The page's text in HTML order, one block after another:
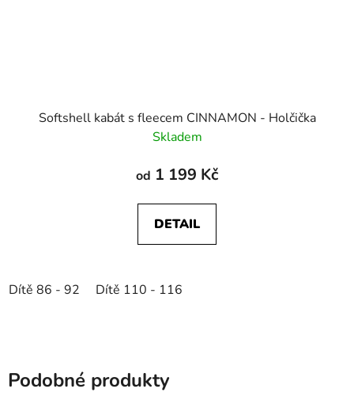
Softshell kabát s fleecem CINNAMON - Holčička
Skladem
od 1 199 Kč
DETAIL
Dítě 86 - 92 Dítě 110 - 116
Podobné produkty